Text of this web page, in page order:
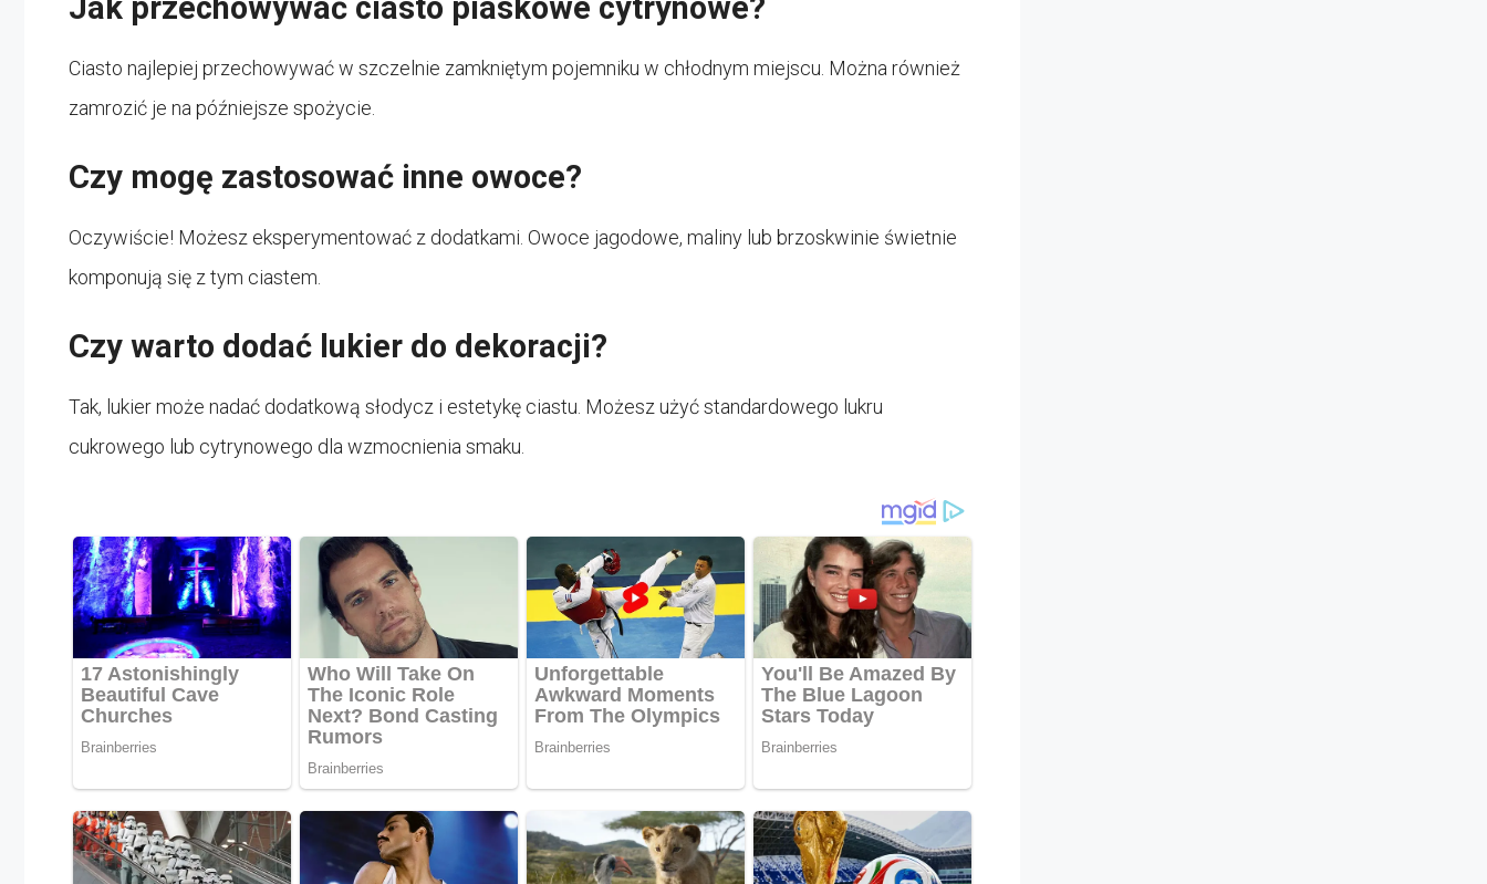
Ciasto najlepiej przechowywać w szczelnie zamkniętym pojemniku w chłodnym miejscu. Można również
zamrozić je na późniejsze spożycie.
Czy mogę zastosować inne owoce?
Oczywiście! Możesz eksperymentować z dodatkami. Owoce jagodowe, maliny lub brzoskwinie świetnie
komponują się z tym ciastem.
Czy warto dodać lukier do dekoracji?
Tak, lukier może nadać dodatkową słodycz i estetykę ciastu. Możesz użyć standardowego lukru
cukrowego lub cytrynowego dla wzmocnienia smaku.